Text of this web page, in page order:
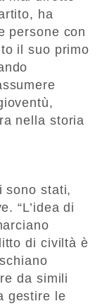
ha
persone con
il suo primo
nella storia
sono stati,
“L’idea di
di civiltà è
da simili
gestire le